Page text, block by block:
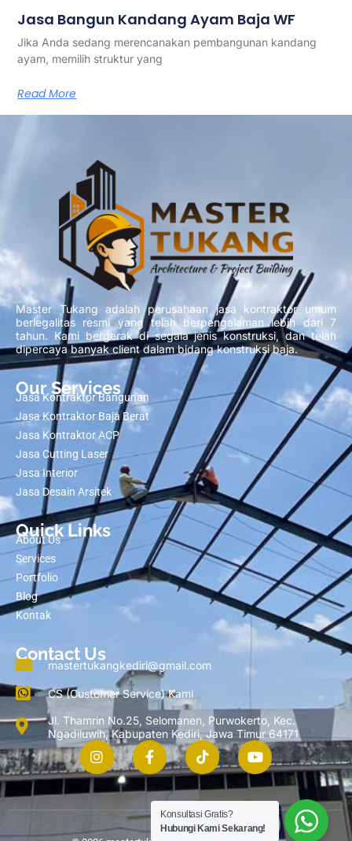
Jasa Bangun Kandang Ayam Baja WF
Jika Anda sedang merencanakan pembangunan kandang
ayam, memilih struktur yang
Read More
Master Tukang adalah perusahaan jasa kontraktor umum
berlegalitas resmi yang telah berpengalaman lebih dari 7
tahun. Kami bergerak di segala jenis konstruksi, dan telah
dipercaya banyak client dalam bidang konstruksi baja.
Our Services
Jasa Kontraktor Bangunan
Jasa Kontraktor Baja Berat
Jasa Kontraktor ACP
Jasa Cutting Laser
Jasa Interior
Jasa Desain Arsitek
Quick Links
About Us
Services
Portfolio
Blog
Kontak
Contact Us
mastertukangkediri@gmail.com
CS (Customer Service) Kami
Jl. Thamrin No.25, Selomanen, Purwokerto, Kec.
Ngadiluwih, Kabupaten Kediri, Jawa Timur 64171
Konsultasi Gratis?
Hubungi Kami Sekarang!